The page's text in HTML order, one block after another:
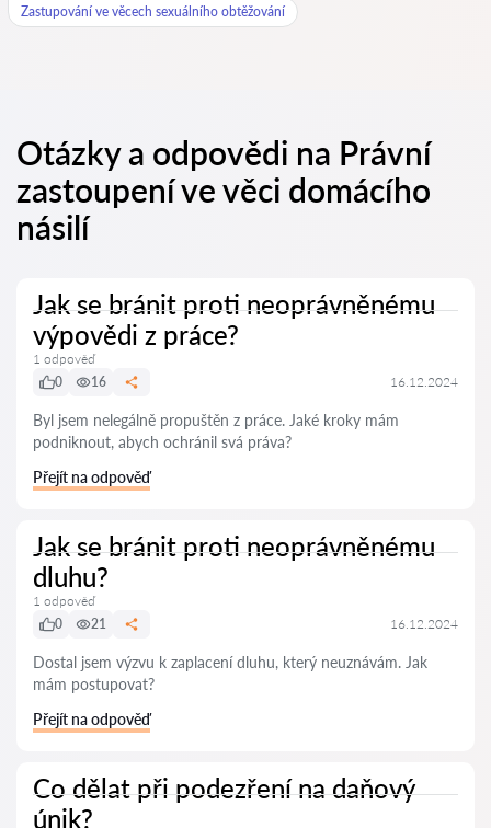
Zastupování ve věcech sexuálního obtěžování
Otázky a odpovědi na Právní
zastoupení ve věci domácího
násilí
Jak se bránit proti neoprávněnému
výpovědi z práce?
1 odpověď
0
16 16.12.2024
Byl jsem nelegálně propuštěn z práce. Jaké kroky mám
podniknout, abych ochránil svá práva?
Přejít na odpověď
Jak se bránit proti neoprávněnému
dluhu?
1 odpověď
0
21 16.12.2024
Dostal jsem výzvu k zaplacení dluhu, který neuznávám. Jak
mám postupovat?
Přejít na odpověď
Co dělat při podezření na daňový
únik?